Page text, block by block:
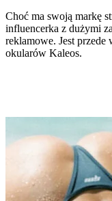
Choć ma swoją markę
influencerka z dużymi
reklamowe. Jest przede
okularów Kaleos.